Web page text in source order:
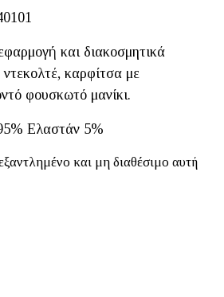
και διακοσμητικά
ντεκολτέ, καρφίτσα με
φουσκωτό μανίκι.
Ελαστάν 5%
και μη διαθέσιμο αυτή